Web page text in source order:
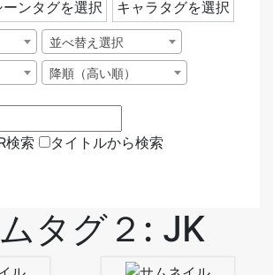
ーンタグを選択 キャラタグを選択
並べ替え選択
降順（高い順）
検索 タイトルから検索
タグ２: JK